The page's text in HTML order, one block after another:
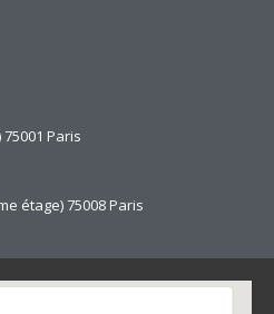
Paris
étage) 75008 Paris